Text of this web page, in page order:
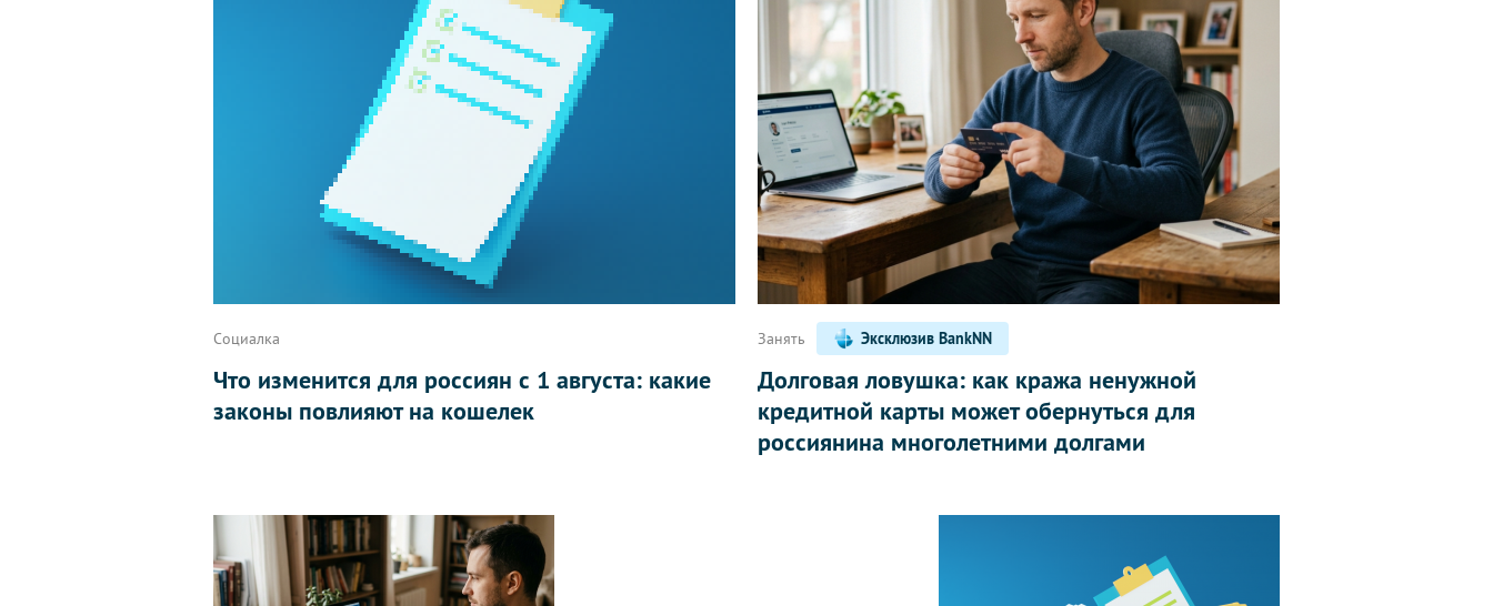
Социалка
Что изменится для россиян с 1 августа: какие
законы повлияют на кошелек
Занять Эксклюзив BankNN
Долговая ловушка: как кража ненужной
кредитной карты может обернуться для
россиянина многолетними долгами